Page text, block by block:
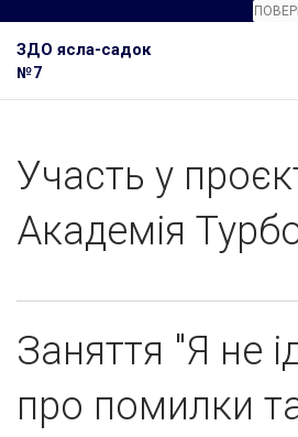
ЗДО ясла-садок
№7
Участь у
Академія
Заняття "Я не
про помилки